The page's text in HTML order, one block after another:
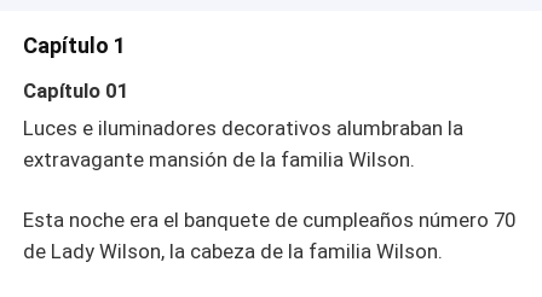
Capítulo 1
Capítulo 01
Luces e iluminadores decorativos alumbraban la
extravagante mansión de la familia Wilson.
Esta noche era el banquete de cumpleaños número 70
de Lady Wilson, la cabeza de la familia Wilson.